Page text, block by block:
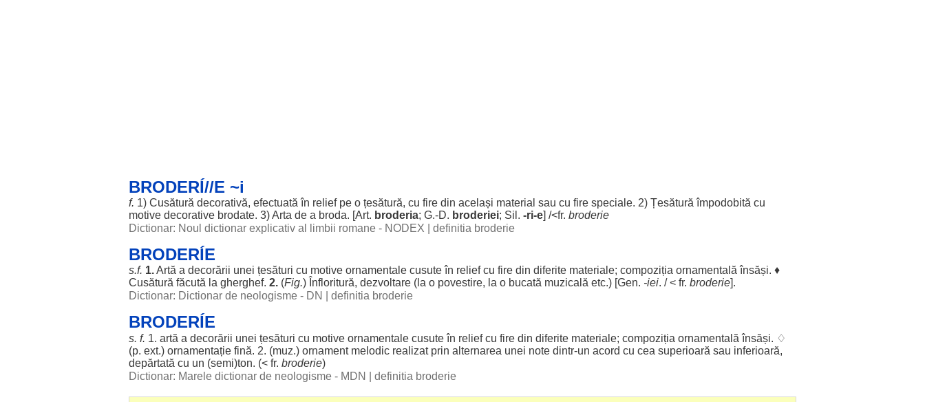
BRODERÍ//E ~i
f. 1) Cusătură decorativă, efectuată în reliefpe o țesătură, cu fire din același material sau cu fire speciale. 2) Țesătură împodobită cu
motive decorative brodate. 3)Arta de a broda. [Art. broderia; G.-D. broderiei; Sil . -ri-e] /<fr. broderie
Dictionar: Noul dictionar explicativ al limbii romane - NODEX
definitia broderie
BRODERÍE
s.f. 1.Artă a decorării unei țesături cu motive ornamentale cusuteîn reliefcu fire din diferite materiale; compoziția ornamentală însăși. ♦
Cusătură făcută la gherghef. 2. (Fig.) Înfloritură, dezvoltare (la o povestire, la o bucată muzicală etc.) [Gen. -iei. / < fr. broderie].
Dictionar: Dictionar de neologisme - DN
definitia broderie
BRODERÍE
s. f. 1. artă a decorării unei țesături cu motive ornamentale cusuteîn reliefcu fire din diferite materiale; compoziția ornamentală însăși. ♢
(p. ext.) ornamentație fină. 2. (muz.) ornament melodic realizatprin alternarea unei note dintr-un acord cu cea superioară sau inferioară,
depărtată cu un (semi)ton. (< fr. broderie)
Dictionar: Marele dictionar de neologisme - MDN
definitia broderie